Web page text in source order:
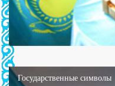
Государственные символы